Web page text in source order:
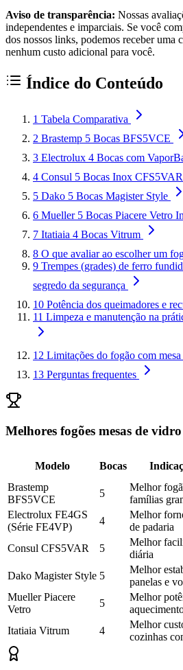
Aviso de transparência: Nossas
independentes e imparciais. Se você
dos nossos links, podemos receber uma
nenhum custo adicional para você.
Índice do Conteúdo
1 Tabela Comparativa
2 Brastemp 5 Bocas BFS5VCE
3 Electrolux 4 Bocas com
4 Consul 5 Bocas Inox CFS5VAR
5 Dako 5 Bocas Magister Style
6 Mueller 5 Bocas Piacere Vetro
7 Itatiaia 4 Bocas Vitrum
8 O que avaliar ao escolher um
9 Trempes (grades) de ferro
segredo da segurança
10 Potência dos queimadores e
11 Limpeza e manutenção na
12 Limitações do fogão com
13 Perguntas frequentes
Melhores fogões mesas de vidro
Modelo Bocas
Brastemp
BFS5VCE
5
Melhor
famílias
Electrolux FE4GS
(Série FE4VP)
4
Melhor
de padaria
Consul CFS5VAR
5
Melhor
diária
Dako Magister Style 5
Melhor
panelas e
Mueller Piacere
Vetro
5
Melhor
Itatiaia Vitrum
4
Melhor
cozinhas